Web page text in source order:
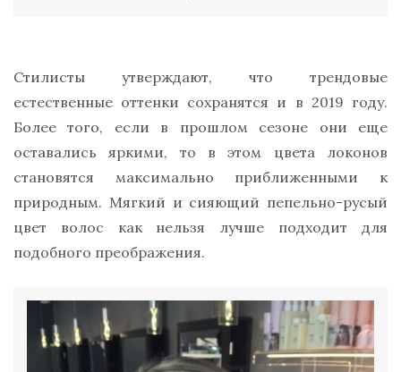
Стилисты утверждают, что трендовые
естественные оттенки сохранятся и в 2019 году.
Более того, если в прошлом сезоне они еще
оставались яркими, то в этом цвета локонов
становятся максимально приближенными к
природным. Мягкий и сияющий пепельно-русый
цвет волос как нельзя лучше подходит для
подобного преображения.